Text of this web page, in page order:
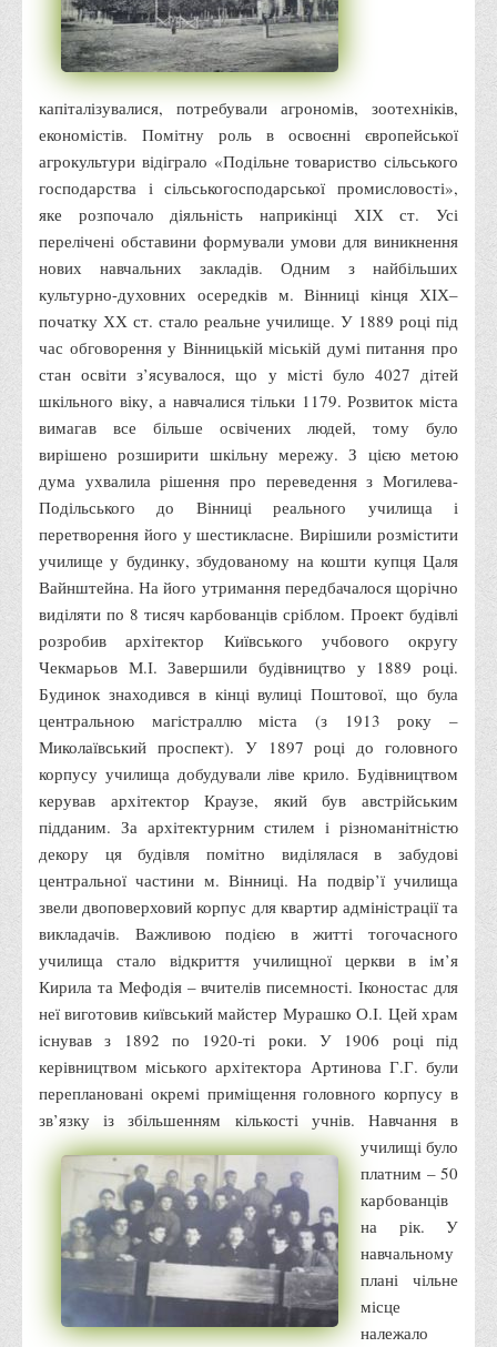
Психологічного сприяння
Бібліотека
Музей грошей
Студенту
Довідник студента
Реквізити для оплати
Інформація про гуртожитки
Положення
вакантні місця державного замовлення
Положення про старосту академічної групи
Положення про оцінювання результатів навчання
здобувачів вищої освіти
Положення "Про правила призначення академічних
стипендій"
Порядок розрахунків за договорами
Положення про порядок розрахунків за договорами про
навчання(підготовку) громадян України
Порядок надання освітніх платних послуг
Перелік платних освітніх та інших послуг
Путівник першокурсника
Етичний кодекс здобувача вищої освіти
IP дайджест для студентів: про захист прав інтелектуальної
власності
Система управління навчанням
Розклади, графіки
Розклад дзвінків
Розклад занять і сесій
Графіки освітнього процесу
Реєстр вибіркових дисциплін
Бази практик
Студентське наукове товариство «ВАТРА»
ТОП-20 кращих студентів
ТОП-20 кращих студентів 2025
ТОП-20 кращих студентів 2024
ТОП-20 кращих студентів 2023
ТОП-20 кращих студентів 2022
ТОП-20 кращих студентів 2021
капіталізувалися, потребували агрономів, зоотехніків,
економістів. Помітну роль в освоєнні європейської
агрокультури відіграло «Подільне товариство сільського
господарства і сільськогосподарської промисловості»,
яке розпочало діяльність наприкінці ХІХ ст. Усі
перелічені обставини формували умови для виникнення
нових навчальних закладів. Одним з найбільших
культурно-духовних осередків м. Вінниці кінця ХІХ–
початку ХХ ст. стало реальне училище. У 1889 році під
час обговорення у Вінницькій міській думі питання про
стан освіти з’ясувалося, що у місті було 4027 дітей
шкільного віку, а навчалися тільки 1179. Розвиток міста
вимагав все більше освічених людей, тому було
вирішено розширити шкільну мережу. З цією метою
дума ухвалила рішення про переведення з Могилева-
Подільського до Вінниці реального училища і
перетворення його у шестикласне. Вирішили розмістити
училище у будинку, збудованому на кошти купця Цаля
Вайнштейна. На його утримання передбачалося щорічно
виділяти по 8 тисяч карбованців сріблом. Проект будівлі
розробив архітектор Київського учбового округу
Чекмарьов М.І. Завершили будівництво у 1889 році.
Будинок знаходився в кінці вулиці Поштової, що була
центральною магістраллю міста (з 1913 року –
Миколаївський проспект). У 1897 році до головного
корпусу училища добудували ліве крило. Будівництвом
керував архітектор Краузе, який був австрійським
підданим. За архітектурним стилем і різноманітністю
декору ця будівля помітно виділялася в забудові
центральної частини м. Вінниці. На подвір’ї училища
звели двоповерховий корпус для квартир адміністрації та
викладачів. Важливою подією в житті тогочасного
училища стало відкриття училищної церкви в ім’я
Кирила та Мефодія – вчителів писемності. Іконостас для
неї виготовив київський майстер Мурашко О.І. Цей храм
існував з 1892 по 1920-ті роки. У 1906 році під
керівництвом міського архітектора Артинова Г.Г. були
переплановані окремі приміщення головного корпусу в
зв’язку із збільшенням кількості учнів. Навчання в
училищі було
платним – 50
карбованців
на рік. У
навчальному
плані чільне
місце
належало